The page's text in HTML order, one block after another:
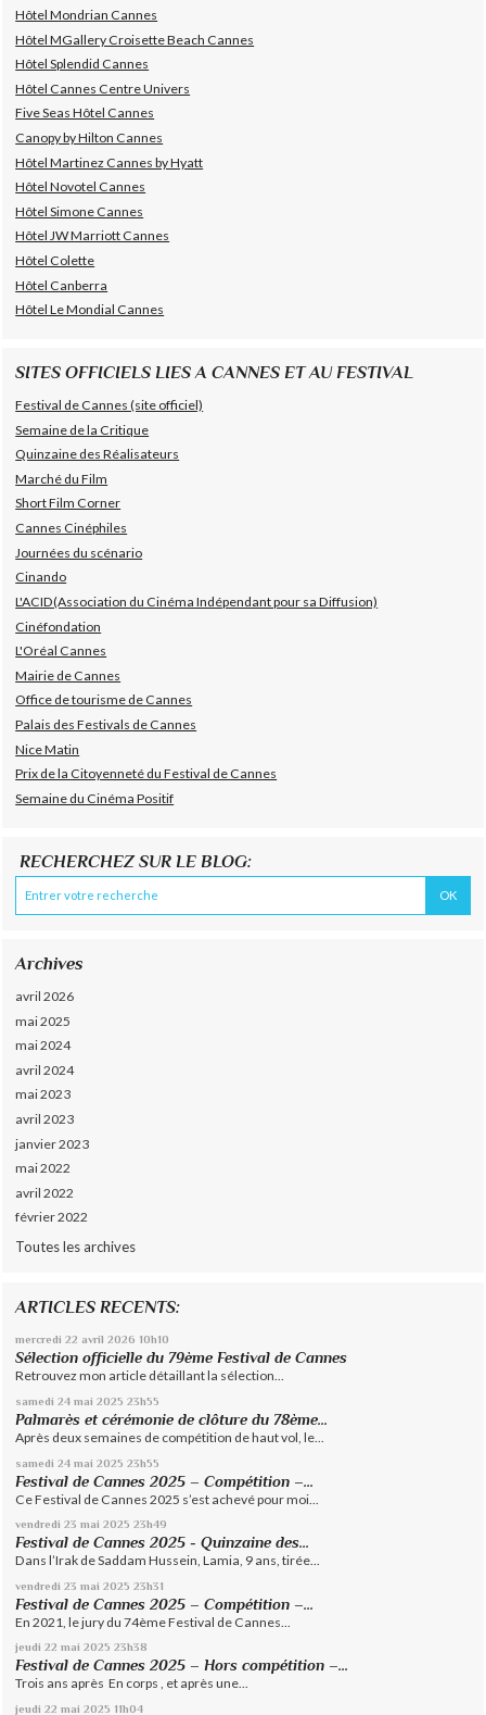
Hôtel Mondrian Cannes
Hôtel MGallery Croisette Beach Cannes
Hôtel Splendid Cannes
Hôtel Cannes Centre Univers
Five Seas Hôtel Cannes
Canopy by Hilton Cannes
Hôtel Martinez Cannes by Hyatt
Hôtel Novotel Cannes
Hôtel Simone Cannes
Hôtel JW Marriott Cannes
Hôtel Colette
Hôtel Canberra
Hôtel Le Mondial Cannes
SITES OFFICIELS LIES A CANNES ET AU FESTIVAL
Festival de Cannes (site officiel)
Semaine de la Critique
Quinzaine des Réalisateurs
Marché du Film
Short Film Corner
Cannes Cinéphiles
Journées du scénario
Cinando
L'ACID(Association du Cinéma Indépendant pour sa Diffusion)
Cinéfondation
L'Oréal Cannes
Mairie de Cannes
Office de tourisme de Cannes
Palais des Festivals de Cannes
Nice Matin
Prix de la Citoyenneté du Festival de Cannes
Semaine du Cinéma Positif
RECHERCHEZ SUR LE BLOG:
Archives
avril 2026
mai 2025
mai 2024
avril 2024
mai 2023
avril 2023
janvier 2023
mai 2022
avril 2022
février 2022
Toutes les archives
ARTICLES RECENTS:
mercredi 22 avril 2026 10h10
Sélection officielle du 79ème Festival de Cannes
Retrouvez mon article détaillant la sélection...
samedi 24 mai 2025 23h55
Palmarès et cérémonie de clôture du 78ème...
Après deux semaines de compétition de haut vol, le...
samedi 24 mai 2025 23h55
Festival de Cannes 2025 – Compétition –...
Ce Festival de Cannes 2025 s’est achevé pour moi...
vendredi 23 mai 2025 23h49
Festival de Cannes 2025 - Quinzaine des...
Dans l’Irak de Saddam Hussein, Lamia, 9 ans, tirée...
vendredi 23 mai 2025 23h31
Festival de Cannes 2025 – Compétition –...
En 2021, le jury du 74ème Festival de Cannes...
jeudi 22 mai 2025 23h38
Festival de Cannes 2025 – Hors compétition –...
Trois ans après En corps , et après une...
jeudi 22 mai 2025 11h04